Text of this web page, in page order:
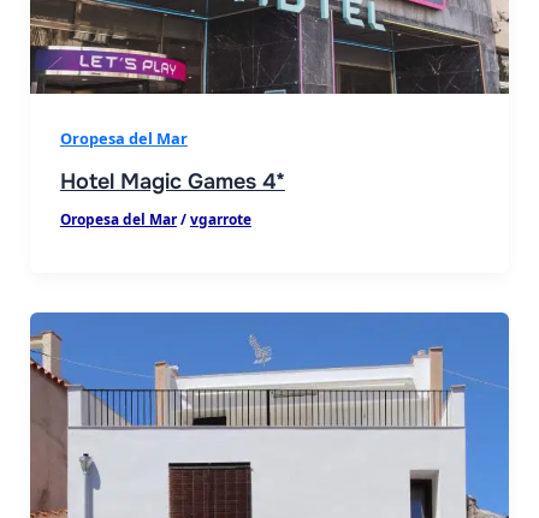
Oropesa del Mar
Hotel Magic Games 4*
Oropesa del Mar/vgarrote